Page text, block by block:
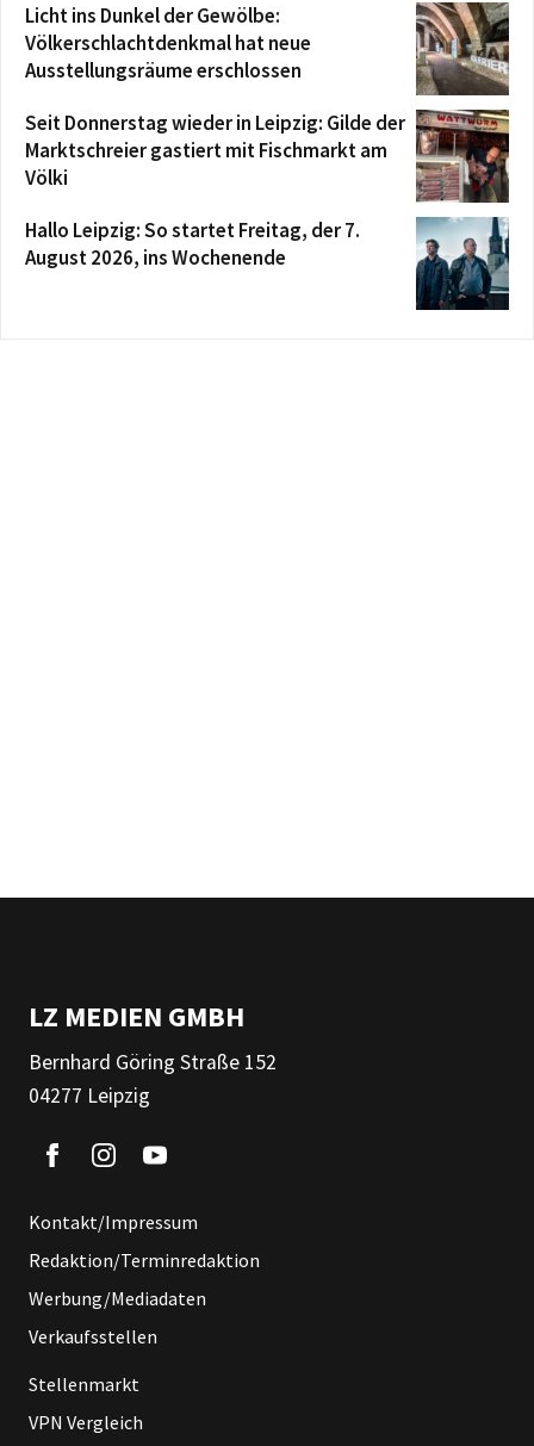
Licht ins Dunkel der Gewölbe:
Völkerschlachtdenkmal hat neue
Ausstellungsräume erschlossen
Seit Donnerstag wieder in Leipzig: Gilde der
Marktschreier gastiert mit Fischmarkt am
Völki
Hallo Leipzig: So startet Freitag, der 7.
August 2026, ins Wochenende
LZ MEDIEN GMBH
Bernhard Göring Straße 152
04277 Leipzig
Kontakt/Impressum
Redaktion/Terminredaktion
Werbung/Mediadaten
Verkaufsstellen
Stellenmarkt
VPN Vergleich